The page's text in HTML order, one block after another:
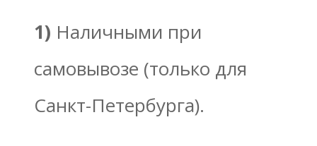
1) Наличными при
самовывозе (только для
Санкт-Петербурга).